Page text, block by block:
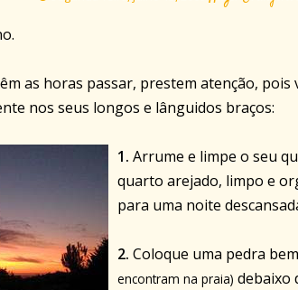
as horas passar, prestem atenção,
nos seus longos e lânguidos braços:
1. Arrume e limpe o seu
quarto arejado, limpo e
para uma noite
2. Coloque uma pedra
encontram na praia) debaixo